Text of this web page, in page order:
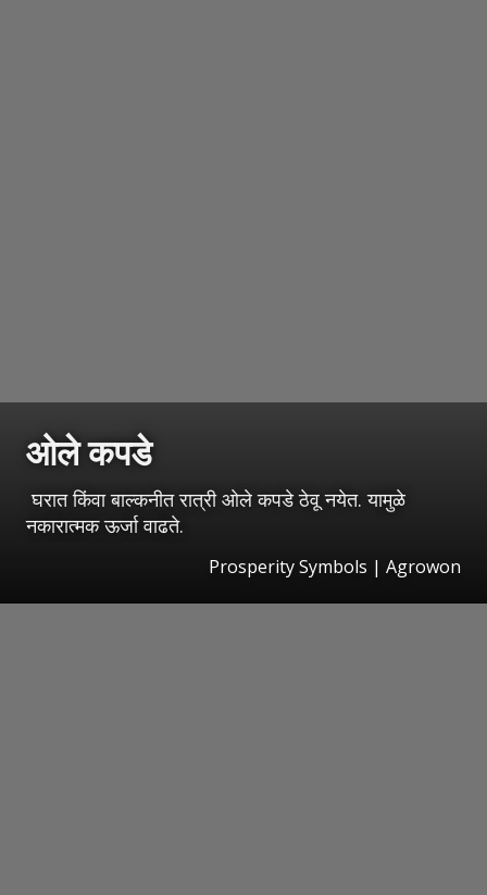
ओले कपडे
घरात किंवा बाल्कनीत रात्री ओले कपडे ठेवू नयेत. यामुळे
नकारात्मक ऊर्जा वाढते.
Prosperity Symbols | Agrowon